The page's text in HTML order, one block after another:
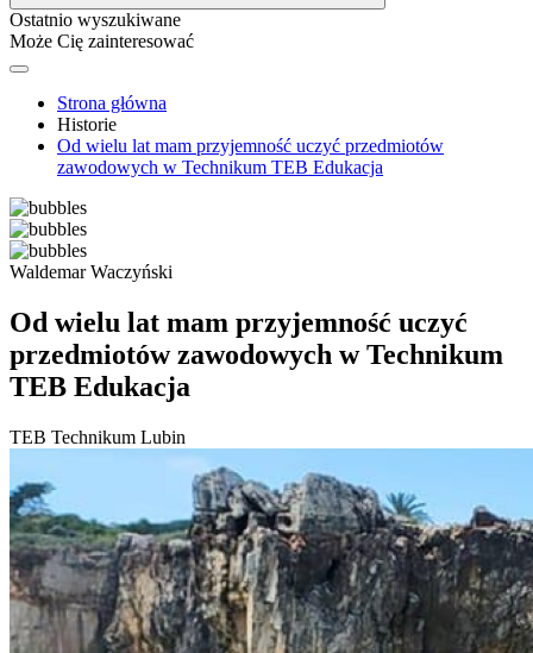
Ostatnio wyszukiwane
Może Cię zainteresować
Strona główna
Historie
Od wielu lat mam przyjemność uczyć przedmiotów
zawodowych w Technikum TEB Edukacja
Waldemar Waczyński
Od wielu lat mam przyjemność uczyć
przedmiotów zawodowych w Technikum
TEB Edukacja
TEB Technikum Lubin